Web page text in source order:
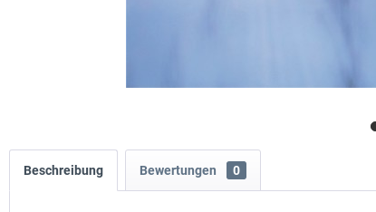
Beschreibung Bewertungen 0